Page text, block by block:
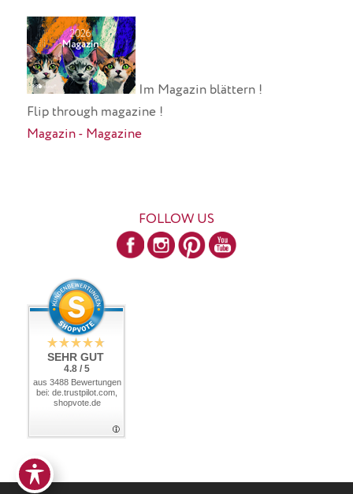
Im Magazin blättern !
Flip through magazine !
Magazin - Magazine
FOLLOW US
SEHR GUT
4.8 / 5
aus 3488 Bewertungen
bei: de.trustpilot.com,
shopvote.de